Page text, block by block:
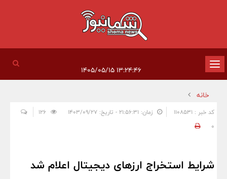
تغییر
وضعیت
ناوبری
خانه
کد خبر : 1108531 زمان: ۲۱:۵۶:۳۱ - تاریخ: ۱۴۰۳/۰۹/۲۷
0
شرایط استخراج ارزهای دیجیتال اعلام شد